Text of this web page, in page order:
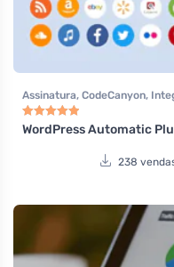
Assinatura, CodeCanyon,
Social Media Plugins
WordPress Automatic
238